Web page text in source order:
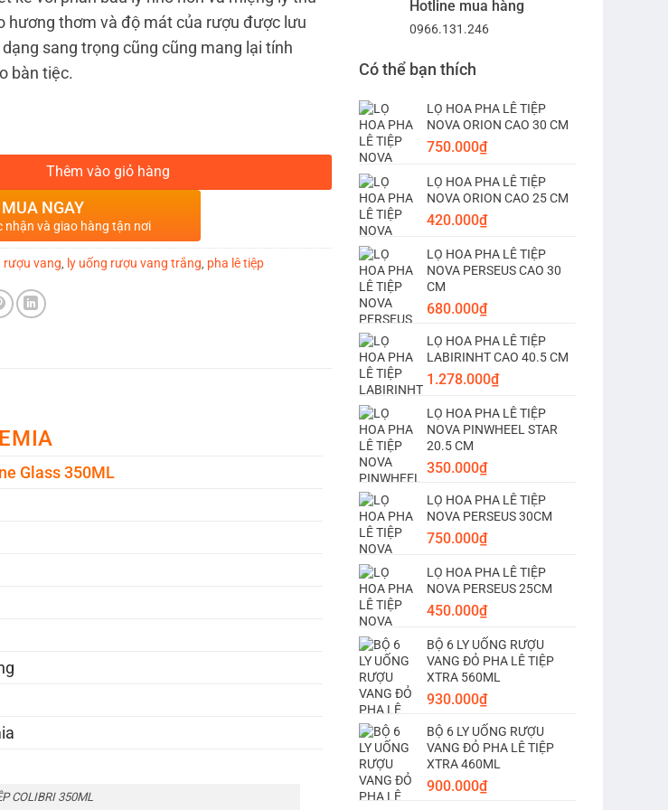
Hotline mua hàng
0966.131.246
Có thể bạn thích
LỌ HOA PHA LÊ TIỆP
NOVA ORION CAO 30 CM
750.000₫
LỌ HOA PHA LÊ TIỆP
NOVA ORION CAO 25 CM
420.000₫
LỌ HOA PHA LÊ TIỆP
NOVA PERSEUS CAO 30
CM
680.000₫
LỌ HOA PHA LÊ TIỆP
LABIRINHT CAO 40.5 CM
1.278.000₫
LỌ HOA PHA LÊ TIỆP
NOVA PINWHEEL STAR
20.5 CM
350.000₫
LỌ HOA PHA LÊ TIỆP
NOVA PERSEUS 30CM
750.000₫
LỌ HOA PHA LÊ TIỆP
NOVA PERSEUS 25CM
450.000₫
BỘ 6 LY UỐNG RƯỢU
VANG ĐỎ PHA LÊ TIỆP
XTRA 560ML
930.000₫
BỘ 6 LY UỐNG RƯỢU
VANG ĐỎ PHA LÊ TIỆP
XTRA 460ML
900.000₫
hương thơm và độ mát của rượu được lưu
sang trọng cũng cũng mang lại tính
bàn tiệc.
VANG TRẮNG PHA LÊ TIỆP COLIBRI 350ML số lượng
Thêm vào giỏ hàng
MUA NGAY
nhận và giao hàng tận nơi
rượu vang ly uống rượu vang trắng pha lê tiệp
Glass 350ML
COLIBRI 350ML